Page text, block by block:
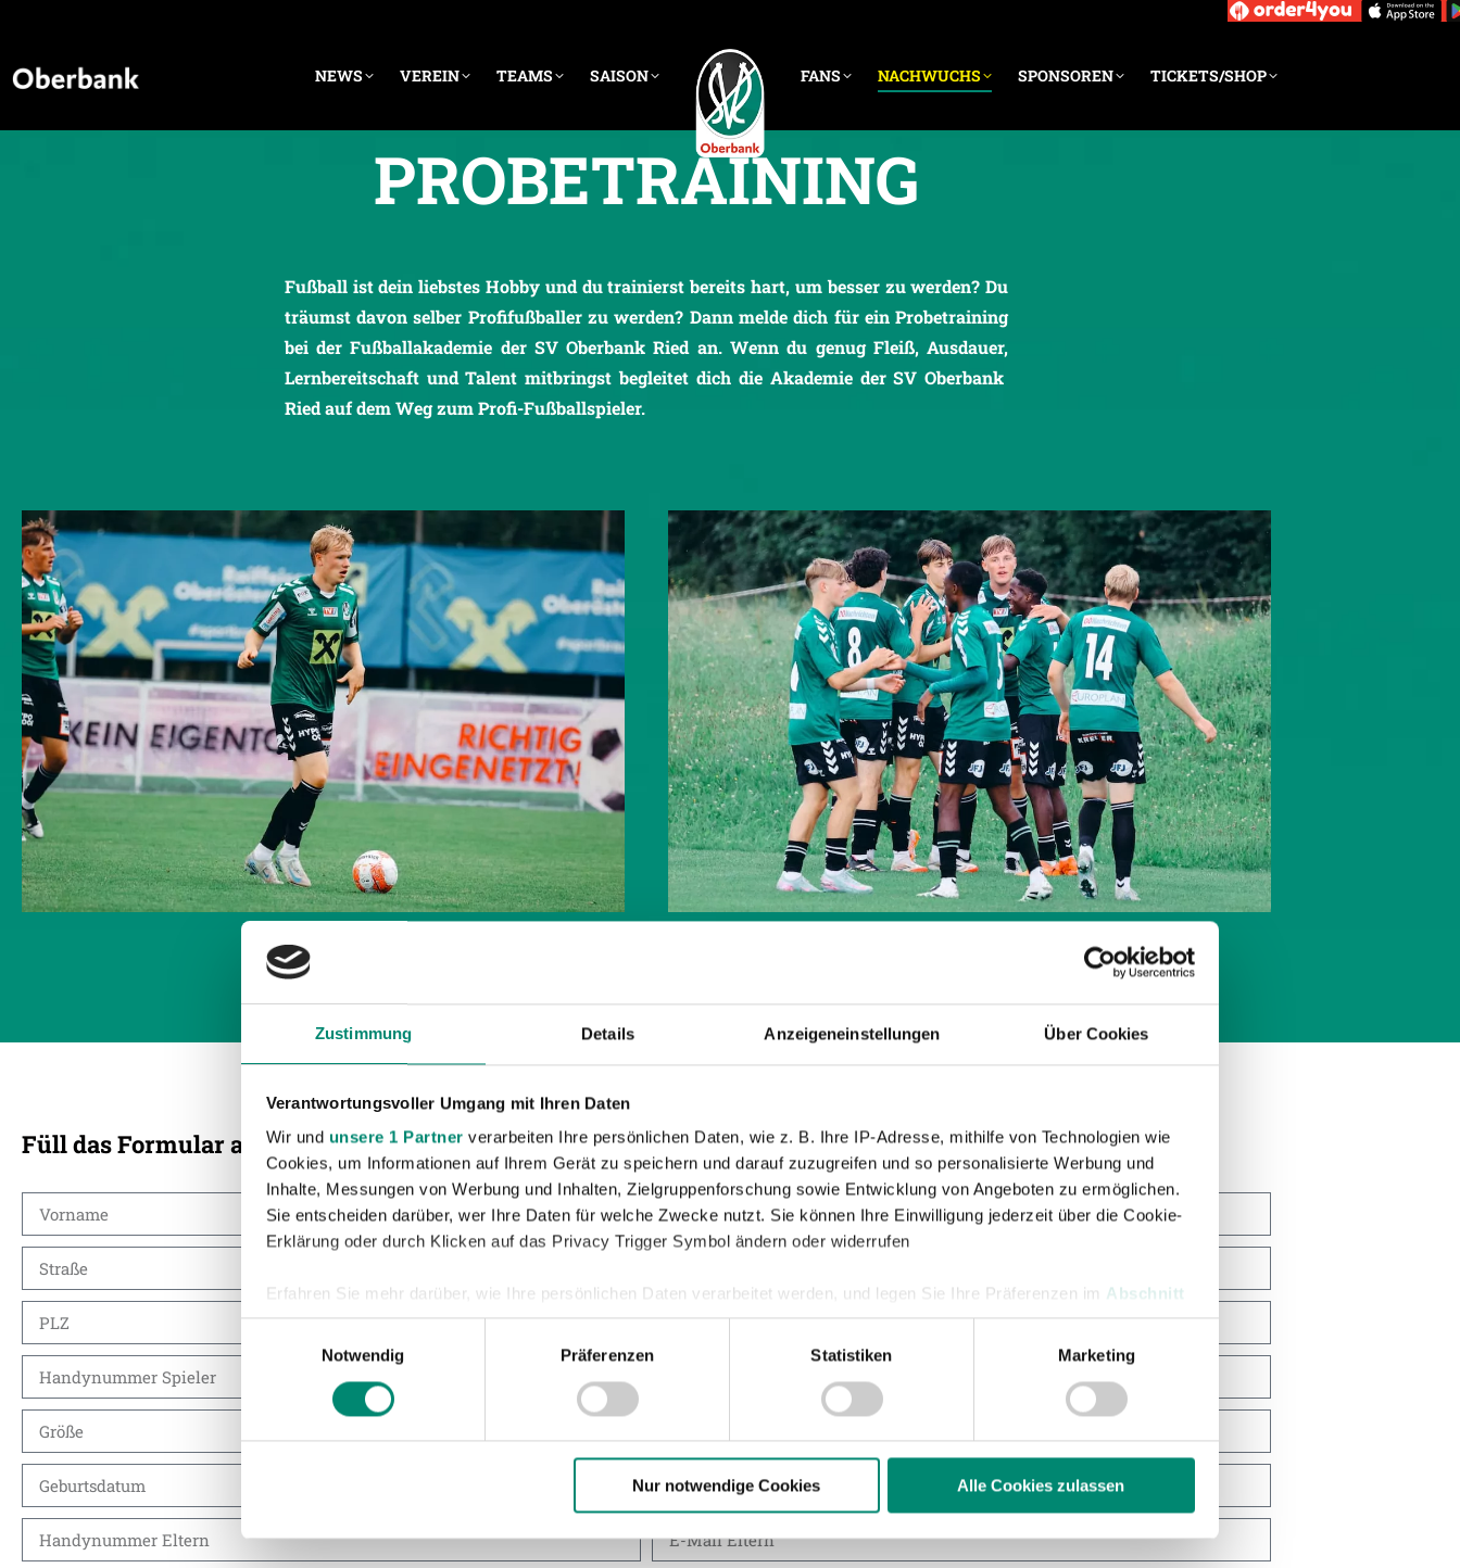
Zustimmung Details Anzeigeneinstellungen Über Cookies
Verantwortungsvoller Umgang mit Ihren Daten
Wir und unsere 1 Partner verarbeiten Ihre persönlichen Daten, wie z. B. Ihre IP-Adresse, mithilfe von Technologien wie
Cookies, um Informationen auf Ihrem Gerät zu speichern und darauf zuzugreifen und so personalisierte Werbung und
Inhalte, Messungen von Werbung und Inhalten, Zielgruppenforschung sowie Entwicklung von Angeboten zu ermöglichen.
Sie entscheiden darüber, wer Ihre Daten für welche Zwecke nutzt. Sie können Ihre Einwilligung jederzeit über die Cookie-
Erklärung oder durch Klicken auf das Privacy Trigger Symbol ändern oder widerrufen
Erfahren Sie mehr darüber, wie Ihre persönlichen Daten verarbeitet werden, und legen Sie Ihre Präferenzen im Abschnitt
Einzelheitenfest.
und die Zugriffe auf unsere Website zu analysieren. Außerdem geben wir Informationen zu Ihrer Verwendung unserer
Notwendig
Präferenzen Statistiken Marketing
Nur notwendige Cookies Alle Cookies zulassen
NEWS VEREIN TEAMS SAISON FANS NACHWUCHS SPONSOREN TICKETS/SHOP
PROBETRAINING
Fußball ist dein liebstes Hobby und du trainierst bereits hart, um besser zu werden? Du
träumst davon selber Profifußballer zu werden? Dann melde dich für ein Probetraining
bei der Fußballakademie der SV Oberbank Ried an. Wenn du genug Fleiß, Ausdauer,
Lernbereitschaft und Talent mitbringst begleitet dich die Akademie der SV Oberbank
Ried auf dem Weg zum Profi-Fußballspieler.
Füll das Formular aus und nimm den ersten Schritt in deiner Fußball-Karriere: